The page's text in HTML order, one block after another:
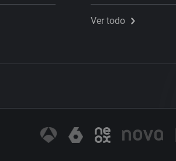
Ver todo